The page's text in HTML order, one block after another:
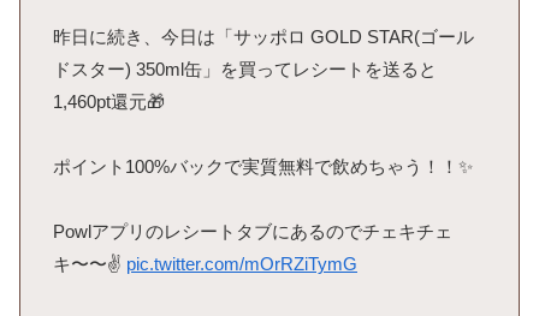
昨日に続き、今日は「サッポロ GOLD STAR(ゴール
ドスター) 350ml缶」を買ってレシートを送ると
1,460pt還元🎁
ポイント100%バックで実質無料で飲めちゃう！！✨
Powlアプリのレシートタブにあるのでチェキチェ
キ〜〜✌️ pic.twitter.com/mOrRZiTymG